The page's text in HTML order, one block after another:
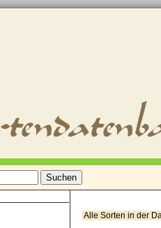
Alle Sorten in der